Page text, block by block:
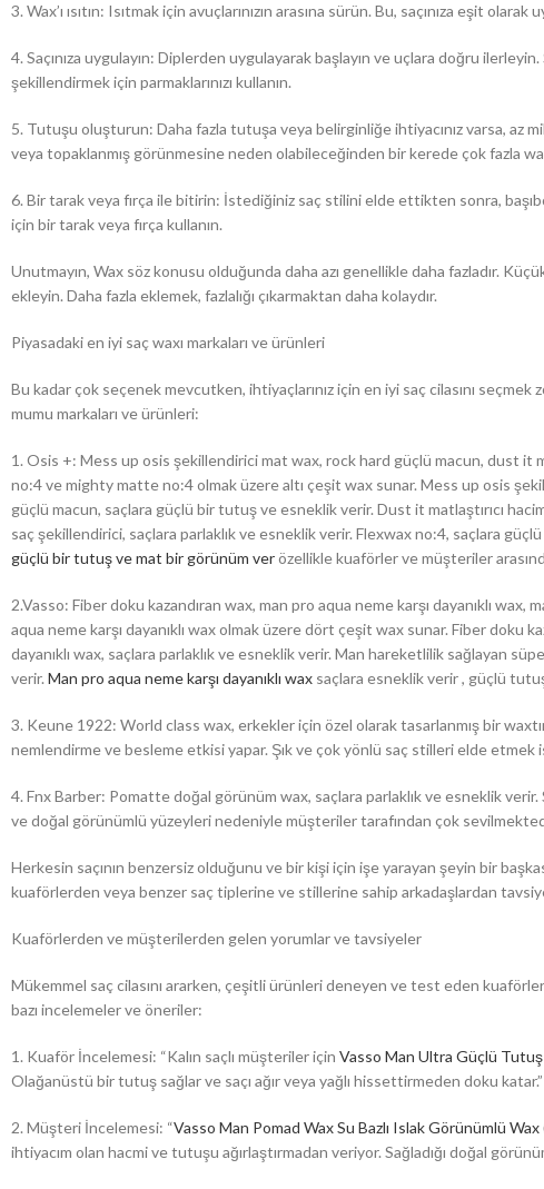
3. Wax’ı ısıtın: Isıtmak için avuçlarınızın arasına sürün. Bu, saçınıza eşit
4. Saçınıza uygulayın: Diplerden uygulayarak başlayın ve uçlara doğru
şekillendirmek için parmaklarınızı kullanın.
5. Tutuşu oluşturun: Daha fazla tutuşa veya belirginliğe ihtiyacınız varsa, az
veya topaklanmış görünmesine neden olabileceğinden bir kerede çok fazla
6. Bir tarak veya fırça ile bitirin: İstediğiniz saç stilini elde ettikten sonra,
için bir tarak veya fırça kullanın.
Unutmayın, Wax söz konusu olduğunda daha azı genellikle daha fazladır.
ekleyin. Daha fazla eklemek, fazlalığı çıkarmaktan daha kolaydır.
Piyasadaki en iyi saç waxı markaları ve ürünleri
Bu kadar çok seçenek mevcutken, ihtiyaçlarınız için en iyi saç cilasını
mumu markaları ve ürünleri:
1. Osis +: Mess up osis şekillendirici mat wax, rock hard güçlü macun, dust it
no:4 ve mighty matte no:4 olmak üzere altı çeşit wax sunar. Mess up osis
güçlü macun, saçlara güçlü bir tutuş ve esneklik verir. Dust it matlaştırıcı
saç şekillendirici, saçlara parlaklık ve esneklik verir. Flexwax no:4, saçlara
güçlü bir tutuş ve mat bir görünüm verözellikle kuaförler ve müşteriler
2.Vasso: Fiber doku kazandıran wax, man pro aqua neme karşı dayanıklı
aqua neme karşı dayanıklı wax olmak üzere dört çeşit wax sunar. Fiber doku
dayanıklı wax, saçlara parlaklık ve esneklik verir. Man hareketlilik sağlayan
verir. Man pro aqua neme karşı dayanıklı wax saçlara esneklik verir , güçlü
3. Keune 1922: World class wax, erkekler için özel olarak tasarlanmış bir
nemlendirme ve besleme etkisi yapar. Şık ve çok yönlü saç stilleri elde
4. Fnx Barber: Pomatte doğal görünüm wax, saçlara parlaklık ve esneklik
ve doğal görünümlü yüzeyleri nedeniyle müşteriler tarafından çok
Herkesin saçının benzersiz olduğunu ve bir kişi için işe yarayan şeyin bir
kuaförlerden veya benzer saç tiplerine ve stillerine sahip arkadaşlardan
Kuaförlerden ve müşterilerden gelen yorumlar ve tavsiyeler
Mükemmel saç cilasını ararken, çeşitli ürünleri deneyen ve test eden
bazı incelemeler ve öneriler:
1. Kuaför İncelemesi: “Kalın saçlı müşteriler için Vasso Man Ultra Güçlü
Olağanüstü bir tutuş sağlar ve saçı ağır veya yağlı hissettirmeden doku
2. Müşteri İncelemesi: “Vasso Man Pomad Wax Su Bazlı Islak Görünümlü Wax
ihtiyacım olan hacmi ve tutuşu ağırlaştırmadan veriyor. Sağladığı doğal